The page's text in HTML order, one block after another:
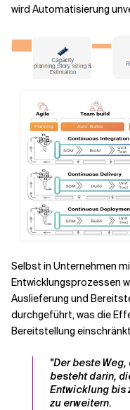
wird Automatisierung
Selbst in Unternehmen
Entwicklungsprozessen
Auslieferung und
durchgeführt, was die
Bereitstellung
"Der beste
besteht darin,
Entwicklung bis
zu erweitern.